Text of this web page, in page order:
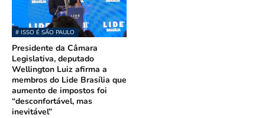
# ISSO É SÃO PAULO
Presidente da Câmara
Legislativa, deputado
Wellington Luiz afirma a
membros do Lide Brasília que
aumento de impostos foi
“desconfortável, mas
inevitável”